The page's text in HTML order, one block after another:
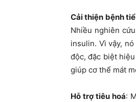
Cải thiện bệnh
Nhiều nghiên
insulin. Vì vậy,
độc, đặc biệt
giúp cơ thể mát
Hỗ trợ tiêu hoá: